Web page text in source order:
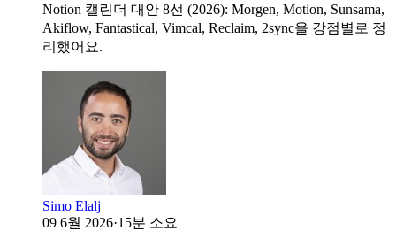
Notion 캘린더 대안 8선 (2026): Morgen, Motion, Sunsama,
Akiflow, Fantastical, Vimcal, Reclaim, 2sync을 강점별로 정
리했어요.
Simo Elalj
09 6월 2026·15분 소요